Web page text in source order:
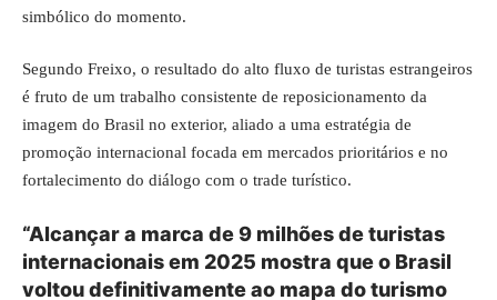
simbólico do momento.
Segundo Freixo, o resultado do alto fluxo de turistas estrangeiros
é fruto de um trabalho consistente de reposicionamento da
imagem do Brasil no exterior, aliado a uma estratégia de
promoção internacional focada em mercados prioritários e no
fortalecimento do diálogo com o trade turístico.
“Alcançar a marca de 9 milhões de turistas
internacionais em 2025 mostra que o Brasil
voltou definitivamente ao mapa do turismo